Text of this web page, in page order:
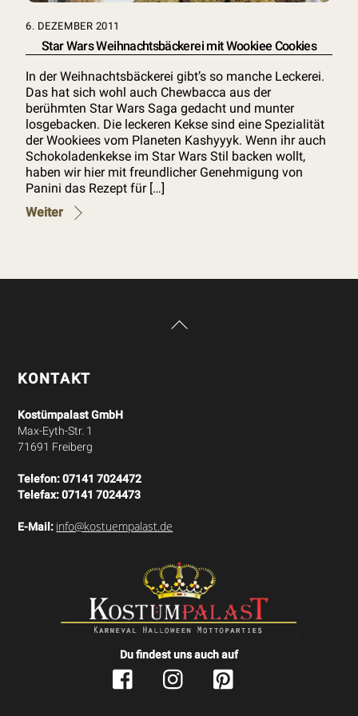
6. DEZEMBER 2011
Star Wars Weihnachtsbäckerei mit Wookiee Cookies
In der Weihnachtsbäckerei gibt’s so manche Leckerei.
Das hat sich wohl auch Chewbacca aus der
berühmten Star Wars Saga gedacht und munter
losgebacken. Die leckeren Kekse sind eine Spezialität
der Wookiees vom Planeten Kashyyyk. Wenn ihr auch
Schokoladenkekse im Star Wars Stil backen wollt,
haben wir hier mit freundlicher Genehmigung von
Panini das Rezept für […]
Weiter
Back
KONTAKT
Kostümpalast GmbH
Max-Eyth-Str. 1
71691 Freiberg
Telefon:07141 7024472
Telefax:07141 7024473
E-Mail: info@kostuempalast.de
Du findest uns auch auf